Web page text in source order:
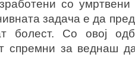
со
задача е да
болест. Со овој
спремни за веднаш